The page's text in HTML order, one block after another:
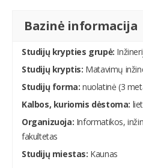
Bazinė informacija
Studijų krypties grupė:
Studijų kryptis: Matavimų
Studijų forma: nuolatinė (3
Kalbos, kuriomis dėstoma:
Organizuoja: Informatikos,
fakultetas
Studijų miestas: Kaunas